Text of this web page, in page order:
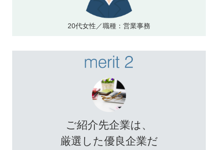
20代女性／職種：営業事務
ご紹介先企業は、
厳選した優良企業だ